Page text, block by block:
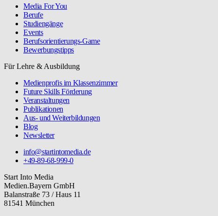
Media For You
Berufe
Studiengänge
Events
Berufsorientierungs-Game
Bewerbungstipps
Für Lehre & Ausbildung
Medienprofis im Klassenzimmer
Future Skills Förderung
Veranstaltungen
Publikationen
Aus- und Weiterbildungen
Blog
Newsletter
info@startintomedia.de
+49-89-68-999-0
Start Into Media
Medien.Bayern GmbH
Balanstraße 73 / Haus 11
81541 München